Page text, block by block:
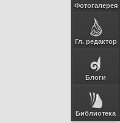
Фотогалерея
Гл. редактор
Блоги
Библиотека